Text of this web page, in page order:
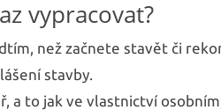
vypracovat?
než začnete stavět či
stavby.
a to jak ve vlastnictví